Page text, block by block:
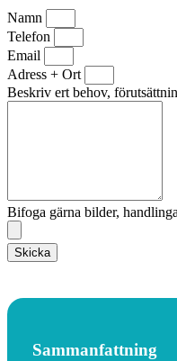
Namn
Telefon
Email
Adress + Ort
Beskriv ert behov,
Bifoga gärna bilder,
Skicka
Sammanfattning